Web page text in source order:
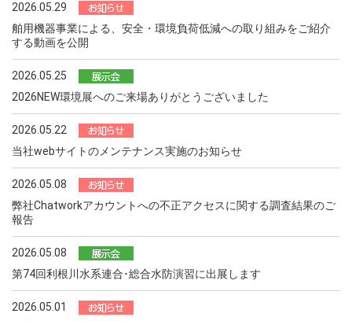
2026.05.29
舶用機器事業による、安全・環境負荷低減への取り組みをご紹介
する動画を公開
2026.05.25
2026NEW環境展へのご来場ありがとうございました
2026.05.22
当社webサイトのメンテナンス実施のお知らせ
2026.05.08
弊社Chatworkアカウントへの不正アクセスに関する調査結果のご
報告
2026.05.08
第74回利根川水系連合･総合水防演習に出展します
2026.05.01